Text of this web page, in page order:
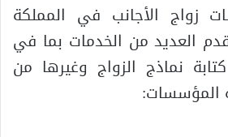
زواج الأجانب في المملكة
العديد من الخدمات بما في
نماذج الزواج وغيرها من
المؤسسات: